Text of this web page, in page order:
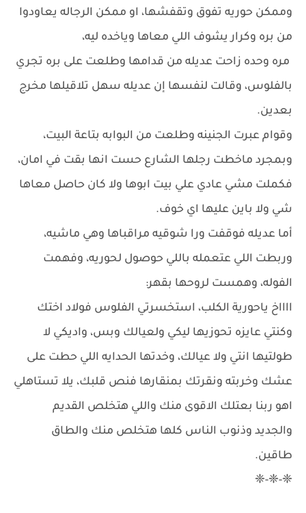
وممكن حوريه تفوق وتقفشها، او ممكن الرجاله يعاودوا
من بره وكرار يشوف اللي معاها وياخده ليه،
مره وحده زاحت عديله من قدامها وطلعت على بره تجري
بالفلوس، وقالت لنفسها إن عديله سهل تلاقيلها مخرج
بعدين.
وقوام عبرت الجنينه وطلعت من البوابه بتاعة البيت،
وبمجرد ماخطت رجلها الشارع حست انها بقت في امان،
فكملت مشي عادي علي بيت ابوها ولا كان حاصل معاها
شي ولا باين عليها اي خوف.
أما عديله فوقفت ورا شوقيه مراقباها وهي ماشيه،
وربطت اللي عتعمله باللي حوصول لحوريه، وفهمت
الفوله، وهمست لروحها بقهر:
ااااخ ياحورية الكلب، استخسرتي الفلوس فولاد اختك
وكنتي عايزه تحوزيها ليكي ولعيالك وبس، واديكي لا
طولتيها انتي ولا عيالك، وخدتها الحدايه اللي حطت على
عشك وخربته ونقرتك بمنقارها فنص قلبك، يلا تستاهلي
اهو ربنا بعتلك الاقوى منك واللي هتخلص القديم
والجديد وذنوب الناس كلها هتخلص منك والطاق
طاقين.
❈-❈-❈